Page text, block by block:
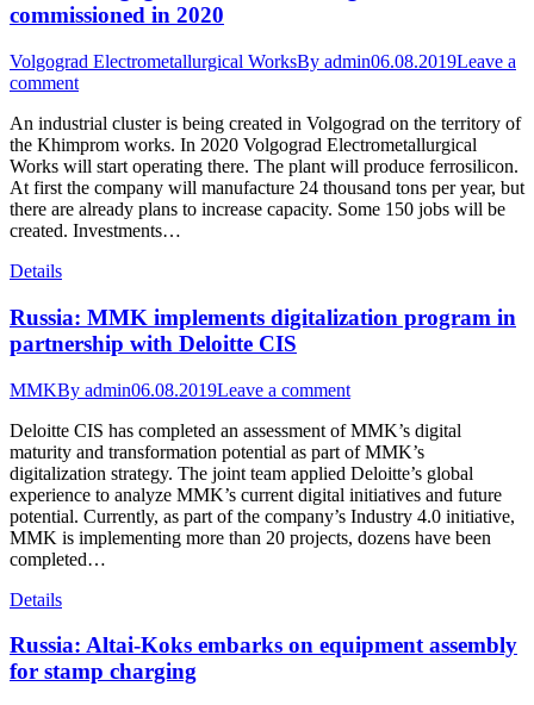
commissioned in 2020
Volgograd Electrometallurgical WorksBy admin06.08.2019Leave a
comment
An industrial cluster is being created in Volgograd on the territory of
the Khimprom works. In 2020 Volgograd Electrometallurgical
Works will start operating there. The plant will produce ferrosilicon.
At first the company will manufacture 24 thousand tons per year, but
there are already plans to increase capacity. Some 150 jobs will be
created. Investments…
Details
Russia: MMK implements digitalization program in
partnership with Deloitte CIS
MMKBy admin06.08.2019Leave a comment
Deloitte CIS has completed an assessment of MMK’s digital
maturity and transformation potential as part of MMK’s
digitalization strategy. The joint team applied Deloitte’s global
experience to analyze MMK’s current digital initiatives and future
potential. Currently, as part of the company’s Industry 4.0 initiative,
MMK is implementing more than 20 projects, dozens have been
completed…
Details
Russia: Altai-Koks embarks on equipment assembly
for stamp charging